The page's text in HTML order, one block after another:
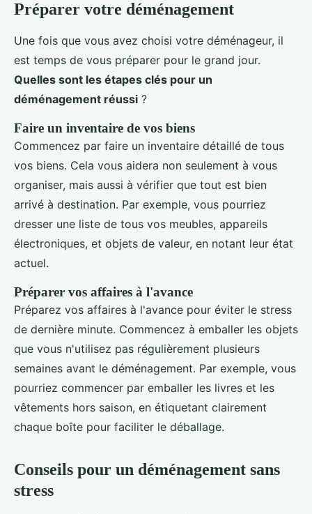
Préparer votre déménagement
Une fois que vous avez choisi votre déménageur, il
est temps de vous préparer pour le grand jour.
Quelles sont les étapes clés pour un
déménagement réussi ?
Faire un inventaire de vos biens
Commencez par faire un inventaire détaillé de tous
vos biens. Cela vous aidera non seulement à vous
organiser, mais aussi à vérifier que tout est bien
arrivé à destination. Par exemple, vous pourriez
dresser une liste de tous vos meubles, appareils
électroniques, et objets de valeur, en notant leur état
actuel.
Préparer vos affaires à l'avance
Préparez vos affaires à l'avance pour éviter le stress
de dernière minute. Commencez à emballer les objets
que vous n'utilisez pas régulièrement plusieurs
semaines avant le déménagement. Par exemple, vous
pourriez commencer par emballer les livres et les
vêtements hors saison, en étiquetant clairement
chaque boîte pour faciliter le déballage.
Conseils pour un déménagement sans
stress